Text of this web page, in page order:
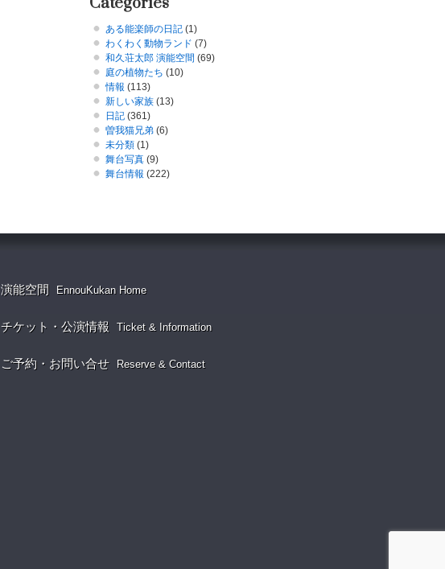
ある能楽師の日記 (1)
わくわく動物ランド (7)
和久荘太郎 演能空間 (69)
庭の植物たち (10)
情報 (113)
新しい家族 (13)
日記 (361)
曽我猫兄弟 (6)
未分類 (1)
舞台写真 (9)
舞台情報 (222)
演能空間 EnnouKukan Home
チケット・公演情報 Ticket & Information
ご予約・お問い合せ Reserve & Contact